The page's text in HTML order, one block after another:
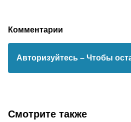
Комментарии
Авторизуйтесь – Чтобы
Смотрите также